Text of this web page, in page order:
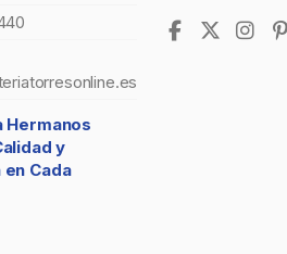
y
Cada